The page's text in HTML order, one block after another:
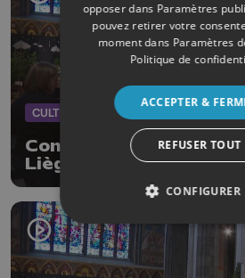
CULTURE
Concert de Noël à la
Liège
opposer dans Paramètres
pouvez retirer votre
moment dans Paramètres
Politique de
ACCEPTER &
REFUSER TOUT
CONFIGURER